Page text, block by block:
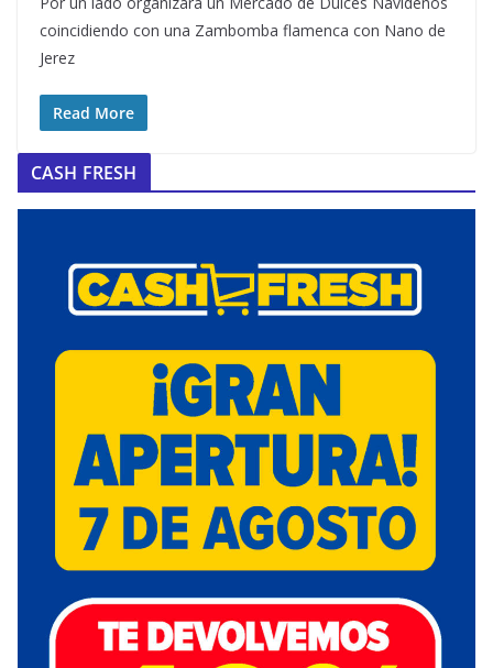
coincidiendo con una Zambomba flamenca con Nano de
Jerez
Read More
CASH FRESH